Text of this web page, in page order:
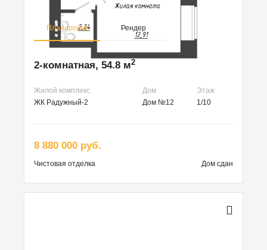
Планировка Рендер
2-комнатная, 54.8 м2
Жилой комплекс Дом
Этаж
ЖК Радужный-2
Дом №12 1/10
8 880 000 руб.
Чистовая отделка Дом сдан